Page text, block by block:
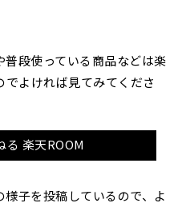
段使っている商品などは楽
よければ見てみてくださ
る 楽天ROOM
子を投稿しているので、よ